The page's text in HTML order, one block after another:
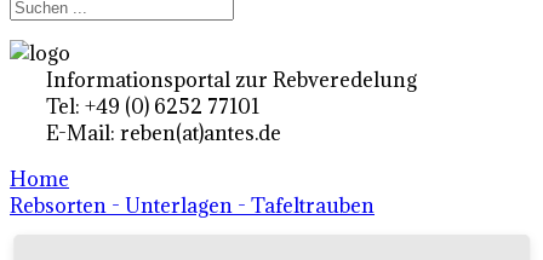
Informationsportal zur Rebveredelung
Tel: +49 (0) 6252 77101
E-Mail: reben(at)antes.de
Home
Rebsorten - Unterlagen - Tafeltrauben